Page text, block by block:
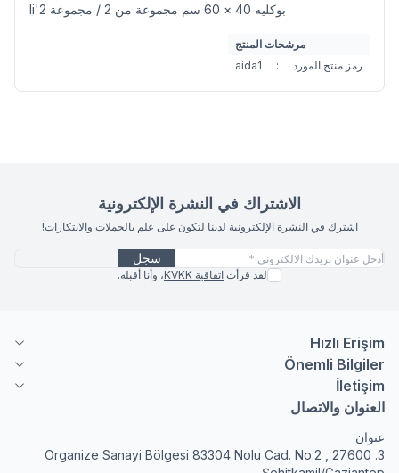
بوكليه 40 × 60 سم مجموعة من 2 / مجموعة 2'li
مرشحات المنتج
رمز منتج المورد
:
aida1
الاشتراك في النشرة الإلكترونية
اشترك في النشرة الإلكترونية لدينا لتكون على علم بالحملات والابتكارات!
سجل
لقد قرأت اتفاقية KVKK ، وأنا أقبله.
Hızlı Erişim
Önemli Bilgiler
İletişim
العنوان والاتصال
عنوان
3. Organize Sanayi Bölgesi 83304 Nolu Cad. No:2 , 27600